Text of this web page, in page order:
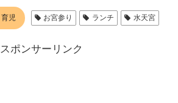
育児 お宮参り ランチ 水天宮
スポンサーリンク